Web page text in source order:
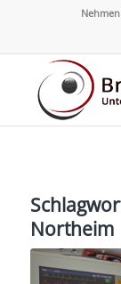
Northeim